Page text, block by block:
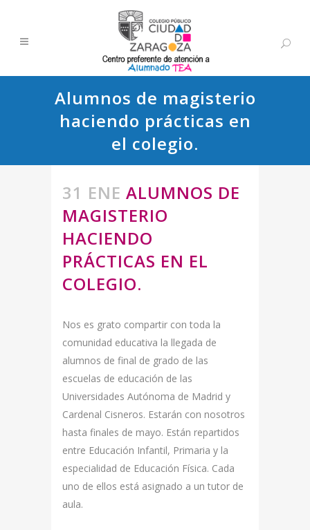
Alumnos de magisterio
haciendo prácticas en
el colegio.
31 ENE ALUMNOS DE
MAGISTERIO
HACIENDO
PRÁCTICAS EN EL
COLEGIO.
Nos es grato compartir con toda la
comunidad educativa la llegada de
alumnos de final de grado de las
escuelas de educación de las
Universidades Autónoma de Madrid y
Cardenal Cisneros. Estarán con nosotros
hasta finales de mayo. Están repartidos
entre Educación Infantil, Primaria y la
especialidad de Educación Física. Cada
uno de ellos está asignado a un tutor de
aula.